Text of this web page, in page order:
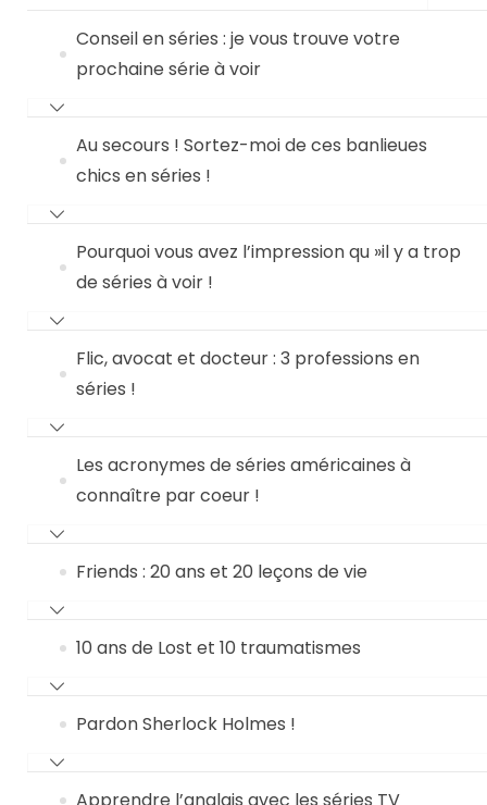
Conseil en séries : je vous trouve votre
prochaine série à voir
Au secours ! Sortez-moi de ces banlieues
chics en séries !
Pourquoi vous avez l’impression qu »il y a trop
de séries à voir !
Flic, avocat et docteur : 3 professions en
séries !
Les acronymes de séries américaines à
connaître par coeur !
Friends : 20 ans et 20 leçons de vie
10 ans de Lost et 10 traumatismes
Pardon Sherlock Holmes !